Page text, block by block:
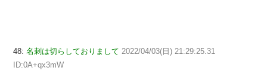
48: 名刺は切らしておりまして 2022/04/03(日) 21:29:25.31
ID:0A+qx3mW